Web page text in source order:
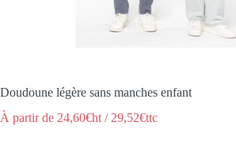
Doudoune légère sans manches enfant
À partir de 24,60€ht / 29,52€ttc